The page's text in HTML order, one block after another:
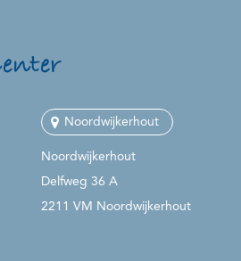
Noordwijkerhout
Noordwijkerhout
Delfweg 36 A
2211 VM Noordwijkerhout